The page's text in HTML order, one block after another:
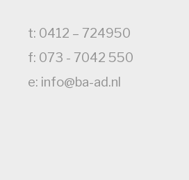
t: 0412 – 724950
f: 073 - 7042 550
e: info@ba-ad.nl